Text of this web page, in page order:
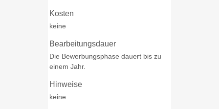
Kosten
keine
Bearbeitungsdauer
Die Bewerbungsphase dauert bis zu
einem Jahr.
Hinweise
keine